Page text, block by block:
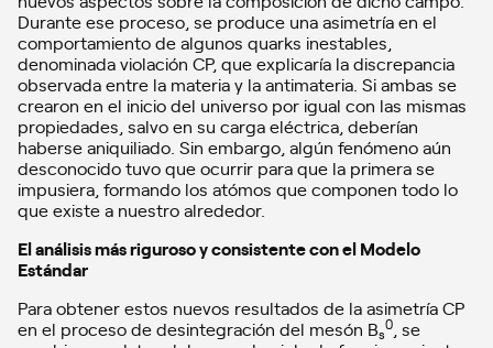
Durante ese proceso, se produce una asimetría en el
comportamiento de algunos quarks inestables,
denominada violación CP, que explicaría la discrepancia
observada entre la materia y la antimateria. Si ambas se
crearon en el inicio del universo por igual con las mismas
propiedades, salvo en su carga eléctrica, deberían
haberse aniquiliado. Sin embargo, algún fenómeno aún
desconocido tuvo que ocurrir para que la primera se
impusiera, formando los atómos que componen todo lo
que existe a nuestro alrededor.
El análisis más riguroso y consistente con el Modelo
Estándar
Para obtener estos nuevos resultados de la asimetría CP
en el proceso de desintegración del mesón Bs
0 , se